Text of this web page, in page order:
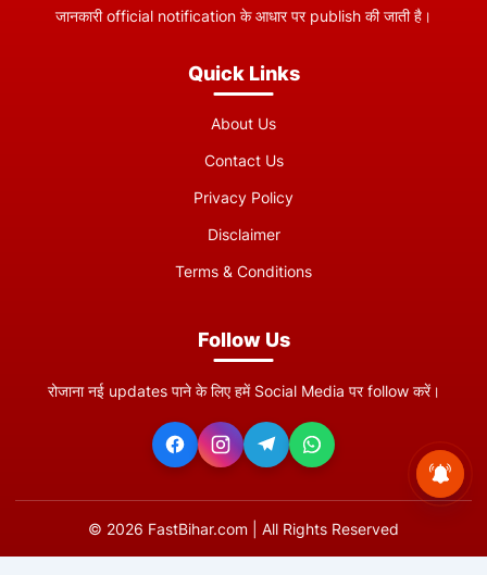
जानकारी official notification के आधार पर publish की जाती है।
Quick Links
About Us
Contact Us
Privacy Policy
Disclaimer
Terms & Conditions
Follow Us
रोजाना नई updates पाने के लिए हमें Social Media पर follow करें।
© 2026 FastBihar.com | All Rights Reserved